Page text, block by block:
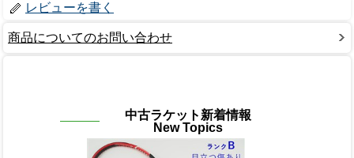
レビューを書く
商品についてのお問い合わせ
中古ラケット新着情報
New Topics